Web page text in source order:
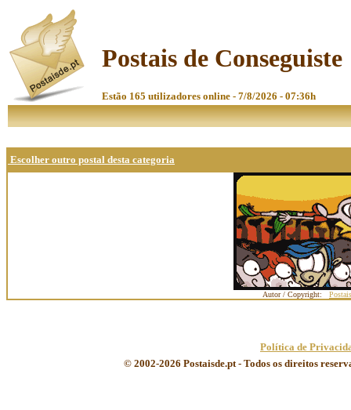
Postais de Conseguiste
Estão 165 utilizadores online - 7/8/2026 - 07:36h
Escolher outro postal desta categoria
Autor / Copyright:
Política de
© 2002-2026 Postaisde.pt - Todos os direitos